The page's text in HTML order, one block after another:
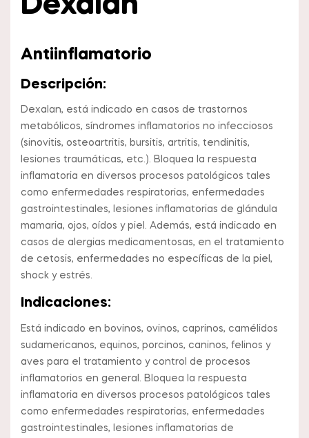
Antiinflamatorio
Descripción:
Dexalan, está indicado en casos de trastornos
metabólicos, síndromes inflamatorios no infecciosos
(sinovitis, osteoartritis, bursitis, artritis, tendinitis,
lesiones traumáticas, etc.). Bloquea la respuesta
inflamatoria en diversos procesos patológicos tales
como enfermedades respiratorias, enfermedades
gastrointestinales, lesiones inflamatorias de glándula
mamaria, ojos, oídos y piel. Además, está indicado en
casos de alergias medicamentosas, en el tratamiento
de cetosis, enfermedades no específicas de la piel,
shock y estrés.
Indicaciones:
Está indicado en bovinos, ovinos, caprinos, camélidos
sudamericanos, equinos, porcinos, caninos, felinos y
aves para el tratamiento y control de procesos
inflamatorios en general. Bloquea la respuesta
inflamatoria en diversos procesos patológicos tales
como enfermedades respiratorias, enfermedades
gastrointestinales, lesiones inflamatorias de